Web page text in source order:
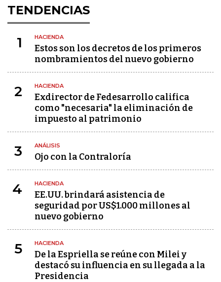
TENDENCIAS
1 HACIENDA
Estos son los decretos de los primeros
nombramientos del nuevo gobierno
2 HACIENDA
Exdirector de Fedesarrollo califica
como "necesaria" la eliminación de
impuesto al patrimonio
3 ANÁLISIS
Ojo con la Contraloría
4 HACIENDA
EE.UU. brindará asistencia de
seguridad por US$1.000 millones al
nuevo gobierno
5 HACIENDA
De la Espriella se reúne con Milei y
destacó su influencia en su llegada a la
Presidencia